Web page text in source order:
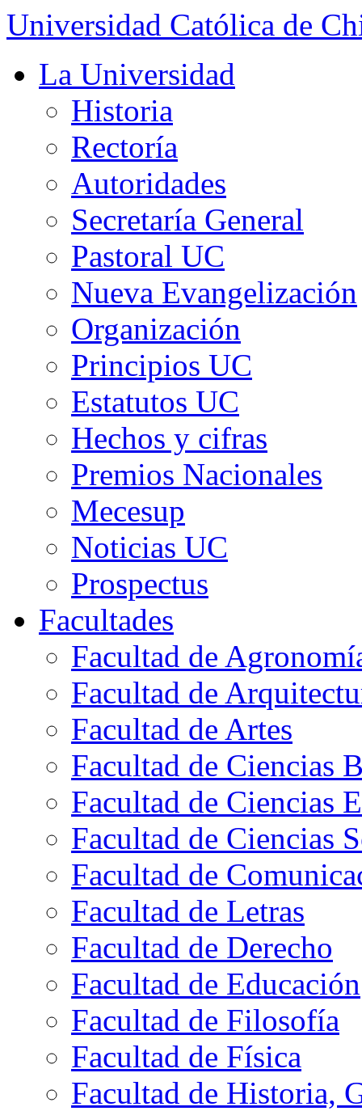
Universidad Católica de
La Universidad
Historia
Rectoría
Autoridades
Secretaría General
Pastoral UC
Nueva Evangelización
Organización
Principios UC
Estatutos UC
Hechos y cifras
Premios Nacionales
Mecesup
Noticias UC
Prospectus
Facultades
Facultad de
Facultad de
Facultad de Artes
Facultad de Ciencias
Facultad de Ciencias
Facultad de Ciencias
Facultad de
Facultad de Letras
Facultad de Derecho
Facultad de Educación
Facultad de Filosofía
Facultad de Física
Facultad de Historia,